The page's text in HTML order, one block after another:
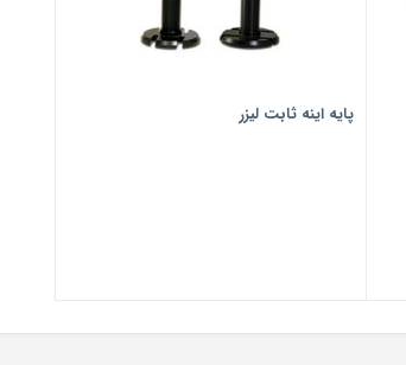
پایه اینه ثابت لیزر